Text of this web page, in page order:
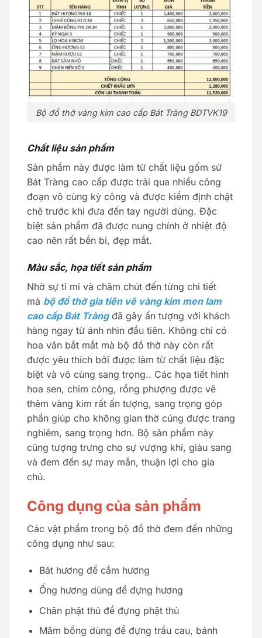
Bộ đồ thờ vàng kim cao cấp Bát Tràng BDTVK19
Chất liệu sản phẩm
Sản phẩm này được làm từ chất liệu gốm sứ
Bát Tràng cao cấp được trải qua nhiều công
đoạn vô cùng kỳ công và được kiểm định chặt
chẽ trước khi đưa đến tay người dùng. Đặc
biệt sản phẩm đã được nung chính ở nhiệt độ
cao nên rất bền bỉ, đẹp mắt.
Màu sắc, họa tiết sản phẩm
Nhờ sự tỉ mỉ và chăm chút đến từng chi tiết
mà bộ đồ thờ gia tiên vẽ vàng kim men lam
cao cấp Bát Tràngđã gây ấn tượng với khách
hàng ngay từ ánh nhìn đầu tiên. Không chỉ có
hoa văn bắt mắt mà bộ đồ thờ này còn rất
được yêu thích bởi được làm từ chất liệu đặc
biệt và vô cùng sang trọng.. Các họa tiết hình
hoa sen, chim công, rồng phượng được vẽ
thêm vàng kim rất ấn tượng, sang trọng góp
phần giúp cho không gian thờ cúng được trang
nghiêm, sang trọng hơn. Bộ sản phẩm này
cũng tượng trưng cho sự vượng khí, giàu sang
và đem đến sự may mắn, thuận lợi cho gia
chủ.
Công dụng của sản phẩm
Các vật phẩm trong bộ đồ thờ đem đến những
công dụng như sau:
Bát hương để cắm hương
Ống hương dùng để đựng hương
Chân phật thủ để đựng phật thủ
Mâm bồng dùng để đựng trầu cau, bánh